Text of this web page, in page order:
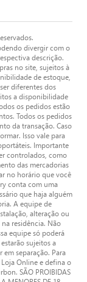
divergir com o
descrição.
no site, sujeitos à
de estoque,
diferentes dos
a disponibilidade
os pedidos estão
Todos os pedidos
da transação. Caso
Isso vale para
Importante
controlados, como
das mercadorias
no horário que você
conta com uma
que haja alguém
A equipe de
alteração ou
residência. Não
equipe só poderá
sujeitos a
separação. Para
Online e defina o
SÃO PROIBIDAS